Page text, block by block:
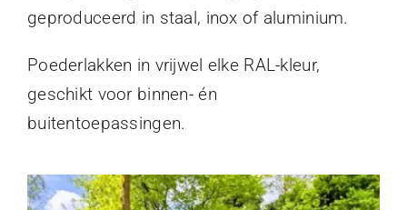
geproduceerd in staal, inox of aluminium.
Poederlakken in vrijwel elke RAL-kleur,
geschikt voor binnen- én
buitentoepassingen.